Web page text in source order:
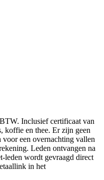
Inclusief certificaat van
koffie en thee. Er zijn geen
een overnachting vallen
Leden ontvangen na
leden wordt gevraagd direct
in het